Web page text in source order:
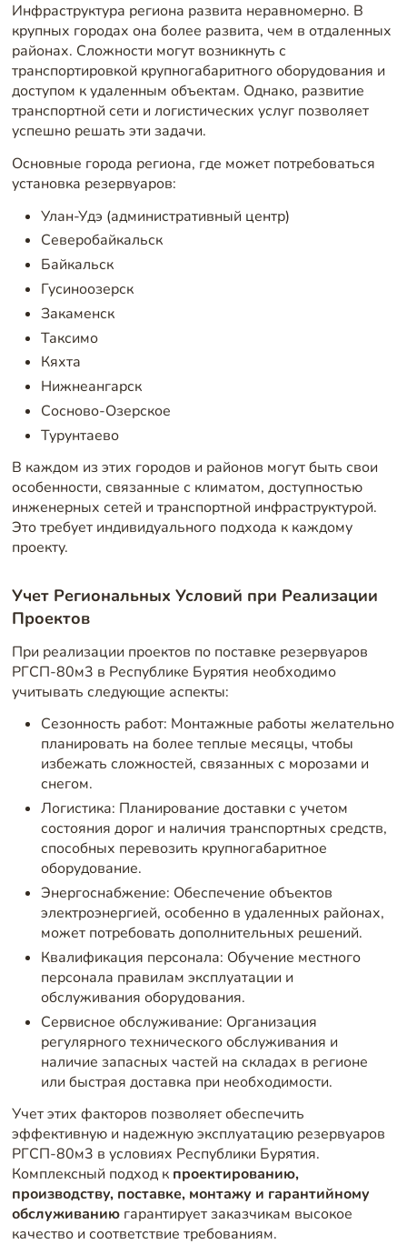
Инфраструктура региона развита неравномерно. В
крупных городах она более развита, чем в отдаленных
районах. Сложности могут возникнуть с
транспортировкой крупногабаритного оборудования и
доступом к удаленным объектам. Однако, развитие
транспортной сети и логистических услуг позволяет
успешно решать эти задачи.
Основные города региона, где может потребоваться
установка резервуаров:
Улан-Удэ (административный центр)
Северобайкальск
Байкальск
Гусиноозерск
Закаменск
Таксимо
Кяхта
Нижнеангарск
Сосново-Озерское
Турунтаево
В каждом из этих городов и районов могут быть свои
особенности, связанные с климатом, доступностью
инженерных сетей и транспортной инфраструктурой.
Это требует индивидуального подхода к каждому
проекту.
Учет Региональных Условий при Реализации
Проектов
При реализации проектов по поставке резервуаров
РГСП-80м3 в Республике Бурятия необходимо
учитывать следующие аспекты:
Сезонность работ: Монтажные работы желательно
планировать на более теплые месяцы, чтобы
избежать сложностей, связанных с морозами и
снегом.
Логистика: Планирование доставки с учетом
состояния дорог и наличия транспортных средств,
способных перевозить крупногабаритное
оборудование.
Энергоснабжение: Обеспечение объектов
электроэнергией, особенно в удаленных районах,
может потребовать дополнительных решений.
Квалификация персонала: Обучение местного
персонала правилам эксплуатации и
обслуживания оборудования.
Сервисное обслуживание: Организация
регулярного технического обслуживания и
наличие запасных частей на складах в регионе
или быстрая доставка при необходимости.
Учет этих факторов позволяет обеспечить
эффективную и надежную эксплуатацию резервуаров
РГСП-80м3 в условиях Республики Бурятия.
Комплексный подход к проектированию,
производству, поставке, монтажу и гарантийному
обслуживаниюгарантирует заказчикам высокое
качество и соответствие требованиям.